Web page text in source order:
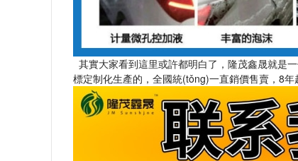
其實大家看到這里或許都明白了，隆茂鑫晟就是一
標定制化生產的，全國統(tǒng)一直銷價售賣，8年